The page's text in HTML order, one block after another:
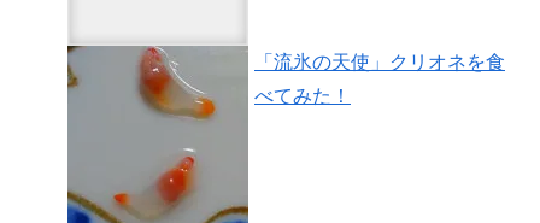
「流氷の天使」クリオネを食
べてみた！